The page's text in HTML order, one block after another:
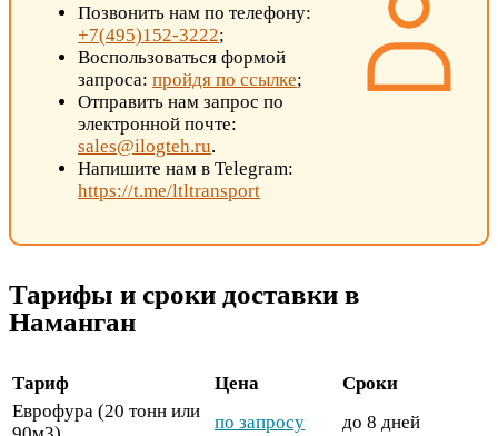
Позвонить нам по телефону:
+7(495)152-3222;
Воспользоваться формой
запроса: пройдя по ссылке;
Отправить нам запрос по
электронной почте:
sales@ilogteh.ru.
Напишите нам в Telegram:
https://t.me/ltltransport
Тарифы и сроки доставки в
Наманган
Тариф Цена
Сроки
Еврофура (20 тонн или
по запросу до 8 дней